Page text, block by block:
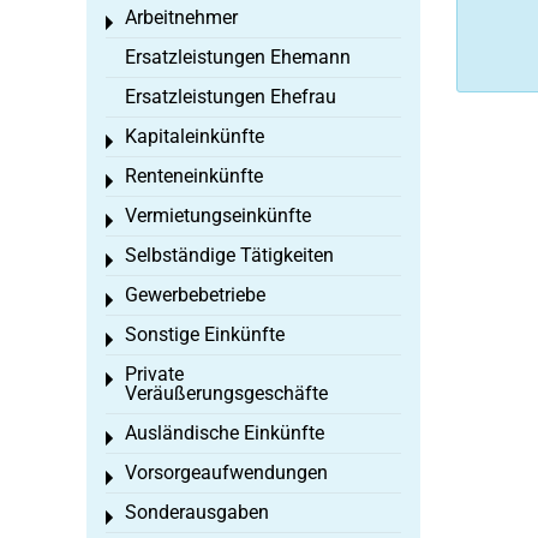
Arbeitnehmer
Toggle menu
Ersatzleistungen Ehemann
Ersatzleistungen Ehefrau
Kapitaleinkünfte
Toggle menu
Renteneinkünfte
Toggle menu
Vermietungseinkünfte
Toggle menu
Selbständige Tätigkeiten
Toggle menu
Gewerbebetriebe
Toggle menu
Sonstige Einkünfte
Toggle menu
Private
Veräußerungsgeschäfte
Toggle menu
Ausländische Einkünfte
Toggle menu
Vorsorgeaufwendungen
Toggle menu
Sonderausgaben
Toggle menu